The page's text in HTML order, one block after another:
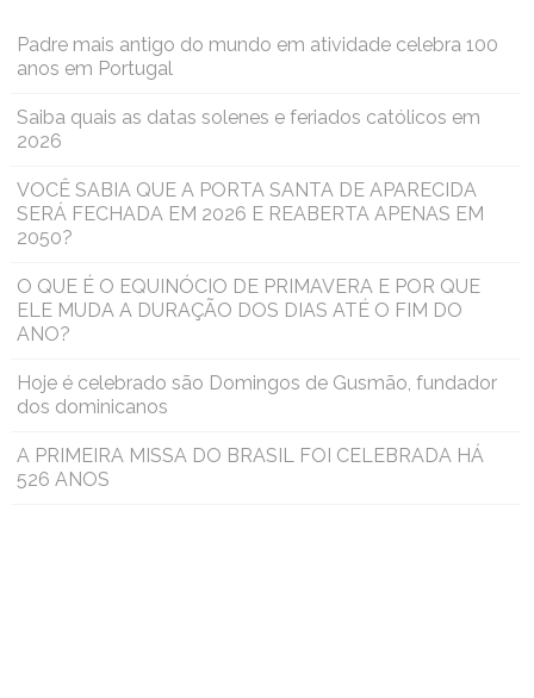
Padre mais antigo do mundo em atividade celebra 100
anos em Portugal
Saiba quais as datas solenes e feriados católicos em
2026
VOCÊ SABIA QUE A PORTA SANTA DE APARECIDA
SERÁ FECHADA EM 2026 E REABERTA APENAS EM
2050?
O QUE É O EQUINÓCIO DE PRIMAVERA E POR QUE
ELE MUDA A DURAÇÃO DOS DIAS ATÉ O FIM DO
ANO?
Hoje é celebrado são Domingos de Gusmão, fundador
dos dominicanos
A PRIMEIRA MISSA DO BRASIL FOI CELEBRADA HÁ
526 ANOS